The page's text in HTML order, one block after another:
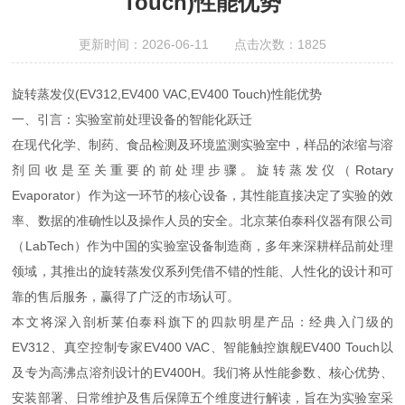
更新时间：2026-06-11 点击次数：1825
旋转蒸发仪(EV312,EV400 VAC,EV400 Touch)性能优势
一、引言：实验室前处理设备的智能化跃迁
在现代化学、制药、食品检测及环境监测实验室中，样品的浓缩与溶
剂回收是至关重要的前处理步骤。旋转蒸发仪（Rotary
Evaporator）作为这一环节的核心设备，其性能直接决定了实验的效
率、数据的准确性以及操作人员的安全。北京莱伯泰科仪器有限公司
（LabTech）作为中国的实验室设备制造商，多年来深耕样品前处理
领域，其推出的旋转蒸发仪系列凭借不错的性能、人性化的设计和可
靠的售后服务，赢得了广泛的市场认可。
本文将深入剖析莱伯泰科旗下的四款明星产品：经典入门级的
EV312、真空控制专家EV400 VAC、智能触控旗舰EV400 Touch以
及专为高沸点溶剂设计的EV400H。我们将从性能参数、核心优势、
安装部署、日常维护及售后保障五个维度进行解读，旨在为实验室采